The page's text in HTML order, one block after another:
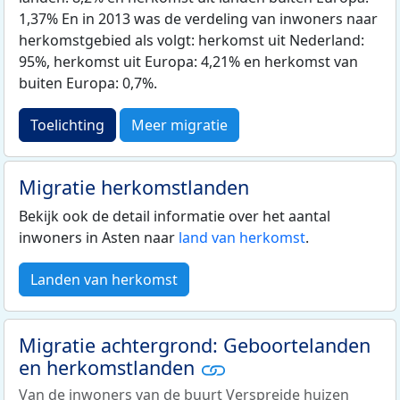
1,37% En in 2013 was de verdeling van inwoners naar
herkomstgebied als volgt: herkomst uit Nederland:
95%, herkomst uit Europa: 4,21% en herkomst van
buiten Europa: 0,7%.
Toelichting Meer migratie
Migratie herkomstlanden
Bekijk ook de detail informatie over het aantal
inwoners in Asten naar land van herkomst.
Landen van herkomst
Migratie achtergrond: Geboortelanden
en herkomstlanden
Van de inwoners van de buurt Verspreide huizen